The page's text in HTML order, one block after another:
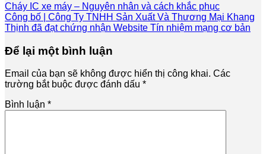
Cháy IC xe máy – Nguyên nhân và cách khắc phục
Công bố | Công Ty TNHH Sản Xuất Và Thương Mại Khang
Thịnh đã đạt chứng nhận Website Tín nhiệm mạng cơ bản
Để lại một bình luận
Email của bạn sẽ không được hiển thị công khai. Các
trường bắt buộc được đánh dấu *
Bình luận *